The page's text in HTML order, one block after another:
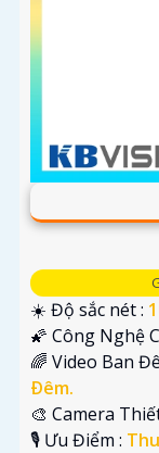
☀️ Độ sắc nét :
🌠 Công Nghệ
🌈 Video Ban
Ðêm.
🎨 Camera
️🎙 Ưu Điểm :